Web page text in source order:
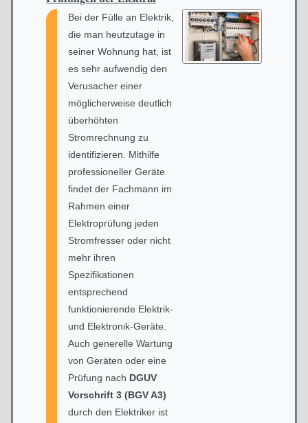
Bei der Fülle an Elektrik,
die man heutzutage in
seiner Wohnung hat, ist
es sehr aufwendig den
Verusacher einer
möglicherweise deutlich
überhöhten
Stromrechnung zu
identifizieren. Mithilfe
professioneller Geräte
findet der Fachmann im
Rahmen einer
Elektroprüfung jeden
Stromfresser oder nicht
mehr ihren
Spezifikationen
entsprechend
funktionierende Elektrik-
und Elektronik-Geräte.
Auch generelle Wartung
von Geräten oder eine
Prüfung nach DGUV
Vorschrift 3 (BGV A3)
durch den Elektriker ist